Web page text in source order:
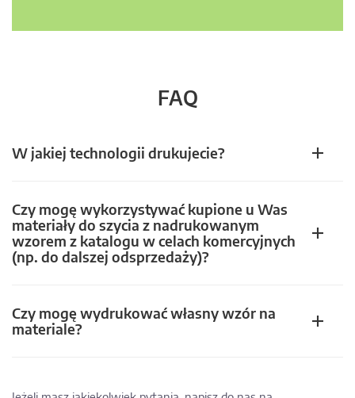
FAQ
W jakiej technologii drukujecie?
Czy mogę wykorzystywać kupione u Was
materiały do szycia z nadrukowanym
wzorem z katalogu w celach komercyjnych
(np. do dalszej odsprzedaży)?
Czy mogę wydrukować własny wzór na
materiale?